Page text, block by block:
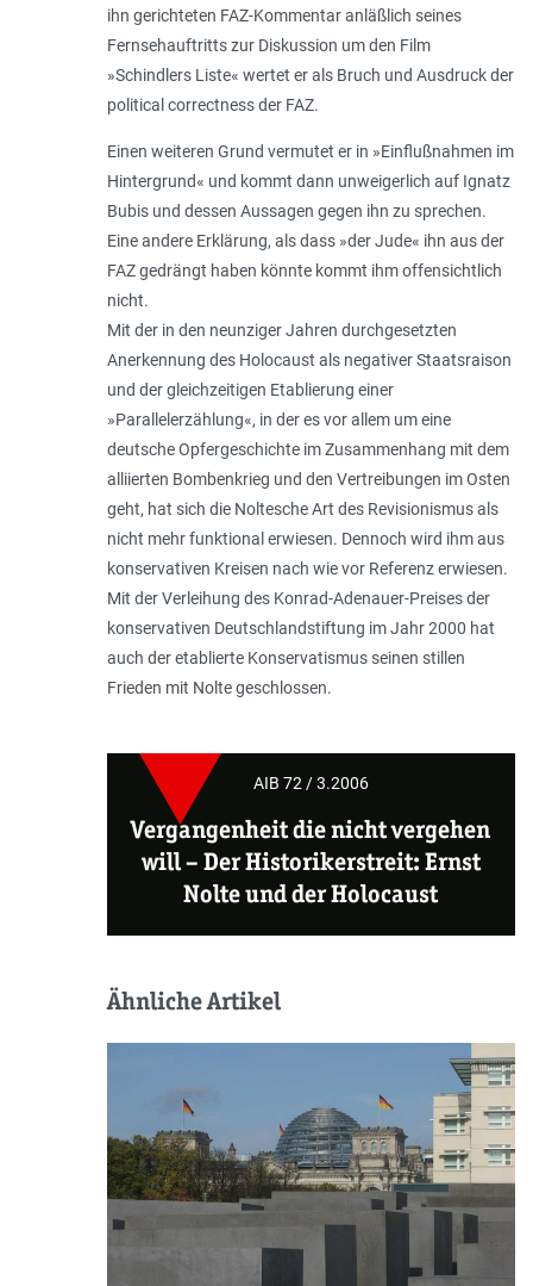
ihn gerichteten FAZ-Kommentar anläßlich seines
Fernsehauftritts zur Diskussion um den Film
»Schindlers Liste« wertet er als Bruch und Ausdruck der
political correctness der FAZ.
Einen weiteren Grund vermutet er in »Einflußnahmen im
Hintergrund« und kommt dann unweigerlich auf Ignatz
Bubis und dessen Aussagen gegen ihn zu sprechen.
Eine andere Erklärung, als dass »der Jude« ihn aus der
FAZ gedrängt haben könnte kommt ihm offensichtlich
nicht.
Mit der in den neunziger Jahren durchgesetzten
Anerkennung des Holocaust als negativer Staatsraison
und der gleichzeitigen Etablierung einer
»Parallelerzählung«, in der es vor allem um eine
deutsche Opfergeschichte im Zusammenhang mit dem
alliierten Bombenkrieg und den Vertreibungen im Osten
geht, hat sich die Noltesche Art des Revisionismus als
nicht mehr funktional erwiesen. Dennoch wird ihm aus
konservativen Kreisen nach wie vor Referenz erwiesen.
Mit der Verleihung des Konrad-Adenauer-Preises der
konservativen Deutschlandstiftung im Jahr 2000 hat
auch der etablierte Konservatismus seinen stillen
Frieden mit Nolte geschlossen.
AIB 72 / 3.2006
Vergangenheit die nicht vergehen
will –Der Historikerstreit: Ernst
Nolte und der Holocaust
Ähnliche Artikel